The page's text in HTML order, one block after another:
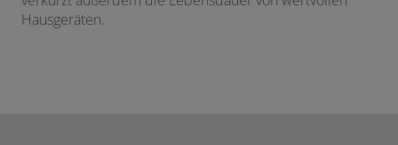
Hausgeräten.